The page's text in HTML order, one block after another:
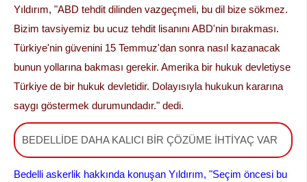
Yıldırım, "ABD tehdit dilinden vazgeçmeli, bu dil bize sökmez.
Bizim tavsiyemiz bu ucuz tehdit lisanını ABD'nin bırakması.
Türkiye'nin güvenini 15 Temmuz'dan sonra nasıl kazanacak
bunun yollarına bakması gerekir. Amerika bir hukuk devletiyse
Türkiye de bir hukuk devletidir. Dolayısıyla hukukun kararına
saygı göstermek durumundadır." dedi.
BEDELLİDE DAHA KALICI BİR ÇÖZÜME İHTİYAÇ VAR
Bedelli askerlik hakkında konuşan Yıldırım, "Seçim öncesi bu